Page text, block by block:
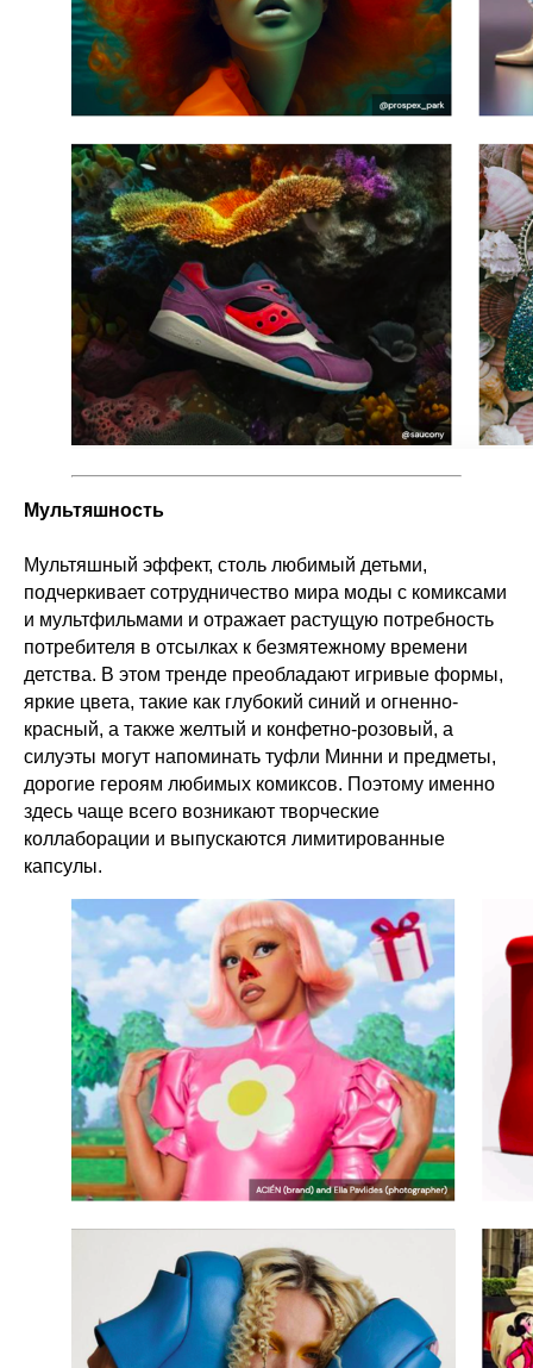
Мультяшность
Мультяшный эффект, столь любимый детьми,
подчеркивает сотрудничество мира моды с комиксами
и мультфильмами и отражает растущую потребность
потребителя в отсылках к безмятежному времени
детства. В этом тренде преобладают игривые формы,
яркие цвета, такие как глубокий синий и огненно-
красный, а также желтый и конфетно-розовый, а
силуэты могут напоминать туфли Минни и предметы,
дорогие героям любимых комиксов. Поэтому именно
здесь чаще всего возникают творческие
коллаборации и выпускаются лимитированные
капсулы.